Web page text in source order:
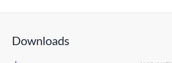
Downloads